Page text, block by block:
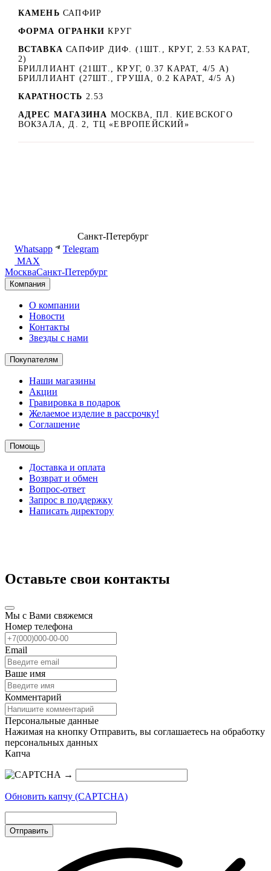
КАМЕНЬ САПФИР
ФОРМА ОГРАНКИ КРУГ
ВСТАВКА САПФИР ДИФ. (1ШТ., КРУГ, 2.53 КАРАТ,
2)
БРИЛЛИАНТ (21ШТ., КРУГ, 0.37 КАРАТ, 4/5 А)
БРИЛЛИАНТ (27ШТ., ГРУША, 0.2 КАРАТ, 4/5 А)
КАРАТНОСТЬ 2.53
АДРЕС МАГАЗИНА МОСКВА, ПЛ. КИЕВСКОГО
ВОКЗАЛА, Д. 2, ТЦ «ЕВРОПЕЙСКИЙ»
Санкт-Петербург
Whatsapp
Telegram
MAX
МоскваСанкт-Петербург
Компания
О компании
Новости
Контакты
Звезды с нами
Покупателям
Наши магазины
Акции
Гравировка в подарок
Желаемое изделие в рассрочку!
Соглашение
Помощь
Доставка и оплата
Возврат и обмен
Вопрос-ответ
Запрос в поддержку
Написать директору
Оставьте свои контакты
Мы с Вами свяжемся
Номер телефона
Email
Ваше имя
Комментарий
Персональные данные
Нажимая на кнопку Отправить, вы соглашаетесь на обработку
персональных данных
Капча
→
Обновить капчу (CAPTCHA)
Отправить